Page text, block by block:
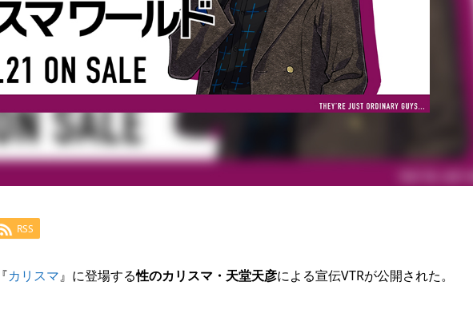
RSS
カリスマ』に登場する性のカリスマ・天堂天彦による宣伝VTRが公開された。